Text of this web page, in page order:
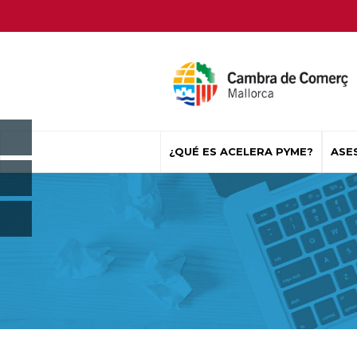
¿QUÉ ES ACELERA PYME?